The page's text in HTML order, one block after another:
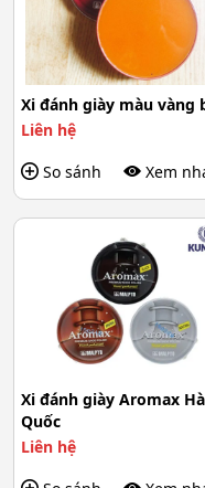
Xi đánh giày màu vàng
Liên hệ
So sánh
Xem
Xi đánh giày Aromax
Quốc
Liên hệ